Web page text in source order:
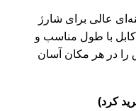
عالی برای شارژ
با طول مناسب و
را در هر مکان آسان